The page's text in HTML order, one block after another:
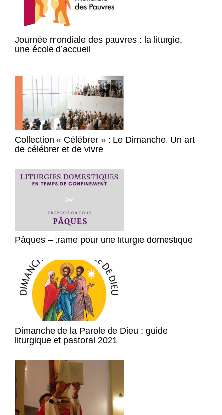
Journée mondiale des pauvres : la liturgie,
une école d’accueil
Collection « Célébrer » : Le Dimanche. Un art
de célébrer et de vivre
Pâques – trame pour une liturgie domestique
Dimanche de la Parole de Dieu : guide
liturgique et pastoral 2021